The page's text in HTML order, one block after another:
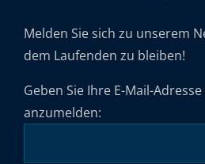
Melden Sie sich zu unserem
dem Laufenden zu bleiben!
Geben Sie Ihre E-Mail-
anzumelden: